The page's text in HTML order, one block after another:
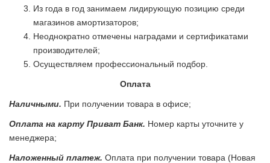
Из года в год занимаем лидирующую позицию среди
магазинов амортизаторов;
Неоднократно отмечены наградами и сертификатами
производителей;
Осуществляем профессиональный подбор.
Оплата
Наличными. При получении товара в офисе;
Оплата на карту Приват Банк. Номер карты уточните у
менеджера;
Наложенный платеж. Оплата при получении товара (Новая